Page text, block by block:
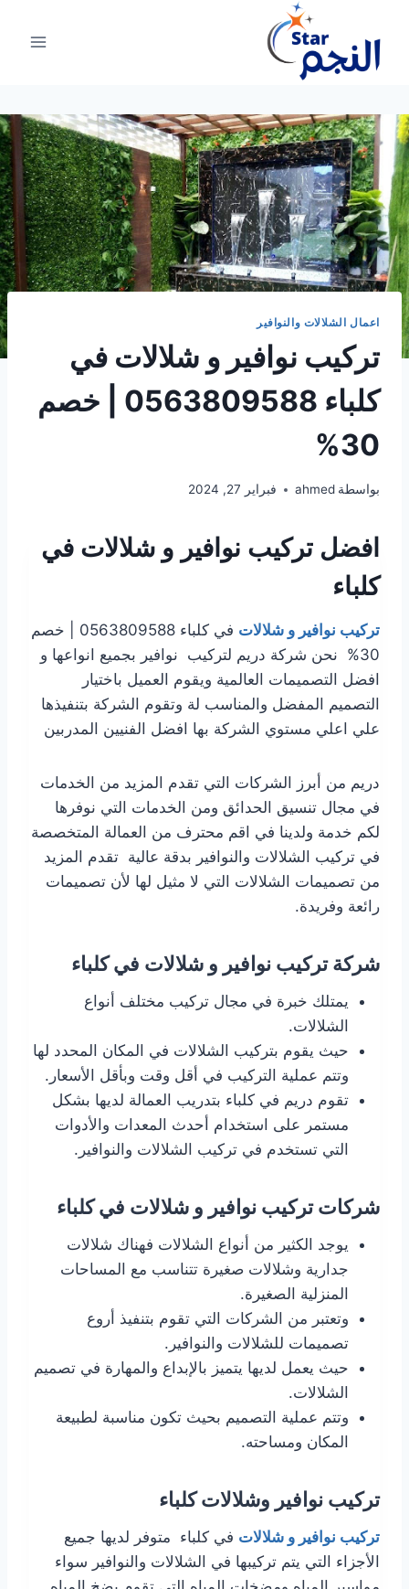
المحتوى
اعمال الشلالات والنوافير
تركيب نوافير و شلالات في
كلباء 0563809588 | خصم
30%
بواسطة ahmed فبراير 27, 2024
افضل تركيب نوافير و شلالات في
كلباء
تركيب نوافير و شلالات
في كلباء 0563809588 | خصم
30% نحن شركة دريم لتركيب نوافير بجميع انواعها و
افضل التصميمات العالمية ويقوم العميل باختيار
التصميم المفضل والمناسب لة وتقوم الشركة بتنفيذها
علي اعلي مستوي الشركة بها افضل الفنيين المدربين
دريم من أبرز الشركات التي تقدم المزيد من الخدمات
في مجال تنسيق الحدائق ومن الخدمات التي نوفرها
لكم خدمة ولدينا في اقم محترف من العمالة المتخصصة
في تركيب الشلالات والنوافير بدقة عالية تقدم المزيد
من تصميمات الشلالات التي لا مثيل لها لأن تصميمات
رائعة وفريدة.
شركة تركيب نوافير و شلالات في كلباء
يمتلك خبرة في مجال تركيب مختلف أنواع
الشلالات.
حيث يقوم بتركيب الشلالات في المكان المحدد لها
وتتم عملية التركيب في أقل وقت وبأقل الأسعار.
تقوم دريم في كلباء بتدريب العمالة لديها بشكل
مستمر على استخدام أحدث المعدات والأدوات
التي تستخدم في تركيب الشلالات والنوافير.
شركات تركيب نوافير و شلالات في كلباء
يوجد الكثير من أنواع الشلالات فهناك شلالات
جدارية وشلالات صغيرة تتناسب مع المساحات
المنزلية الصغيرة.
وتعتبر من الشركات التي تقوم بتنفيذ أروع
تصميمات للشلالات والنوافير.
حيث يعمل لديها يتميز بالإبداع والمهارة في تصميم
الشلالات.
وتتم عملية التصميم بحيث تكون مناسبة لطبيعة
المكان ومساحته.
تركيب نوافير وشلالات كلباء
تركيب نوافير و شلالات في كلباء متوفر لديها جميع
الأجزاء التي يتم تركيبها في الشلالات والنوافير سواء